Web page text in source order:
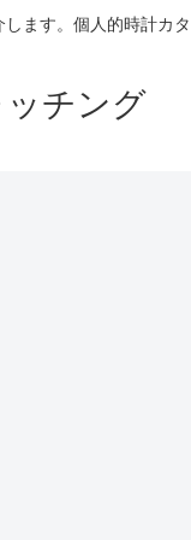
ます。個人的時計カ
チング